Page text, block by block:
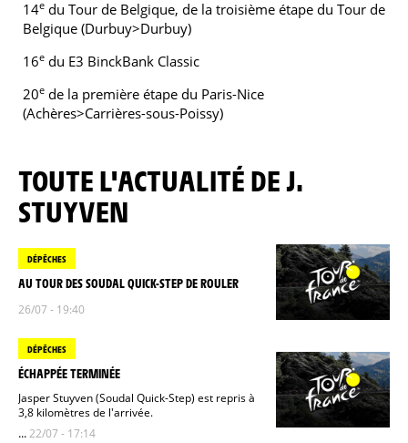
14e du Tour de Belgique, de la troisième étape du Tour de
Belgique (Durbuy>Durbuy)
16e du E3 BinckBank Classic
20e de la première étape du Paris-Nice
(Achères>Carrières-sous-Poissy)
TOUTE L'ACTUALITÉ DE J.
STUYVEN
DÉPÊCHES
AU TOUR DES SOUDAL QUICK-STEP DE ROULER
26/07 - 19:40
DÉPÊCHES
ÉCHAPPÉE TERMINÉE
Jasper Stuyven (Soudal Quick-Step) est repris à
3,8 kilomètres de l'arrivée.
...22/07 - 17:14